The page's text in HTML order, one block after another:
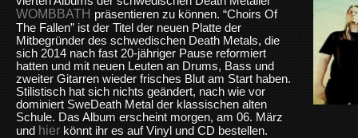
WOMBBATH präsentieren zu können. “Choirs Of
The Fallen” ist der Titel der neuen Platte der
Mitbegründer des schwedischen Death Metals, die
sich 2014 nach fast 20-jähriger Pause reformiert
hatten und mit neuen Leuten an Drums, Bass und
zweiter Gitarren wieder frisches Blut am Start haben.
Stilistisch hat sich nichts geändert, nach wie vor
dominiert SweDeath Metal der klassischen alten
Schule. Das Album erscheint morgen, am 06. März
und hier könnt ihr es auf Vinyl und CD bestellen.